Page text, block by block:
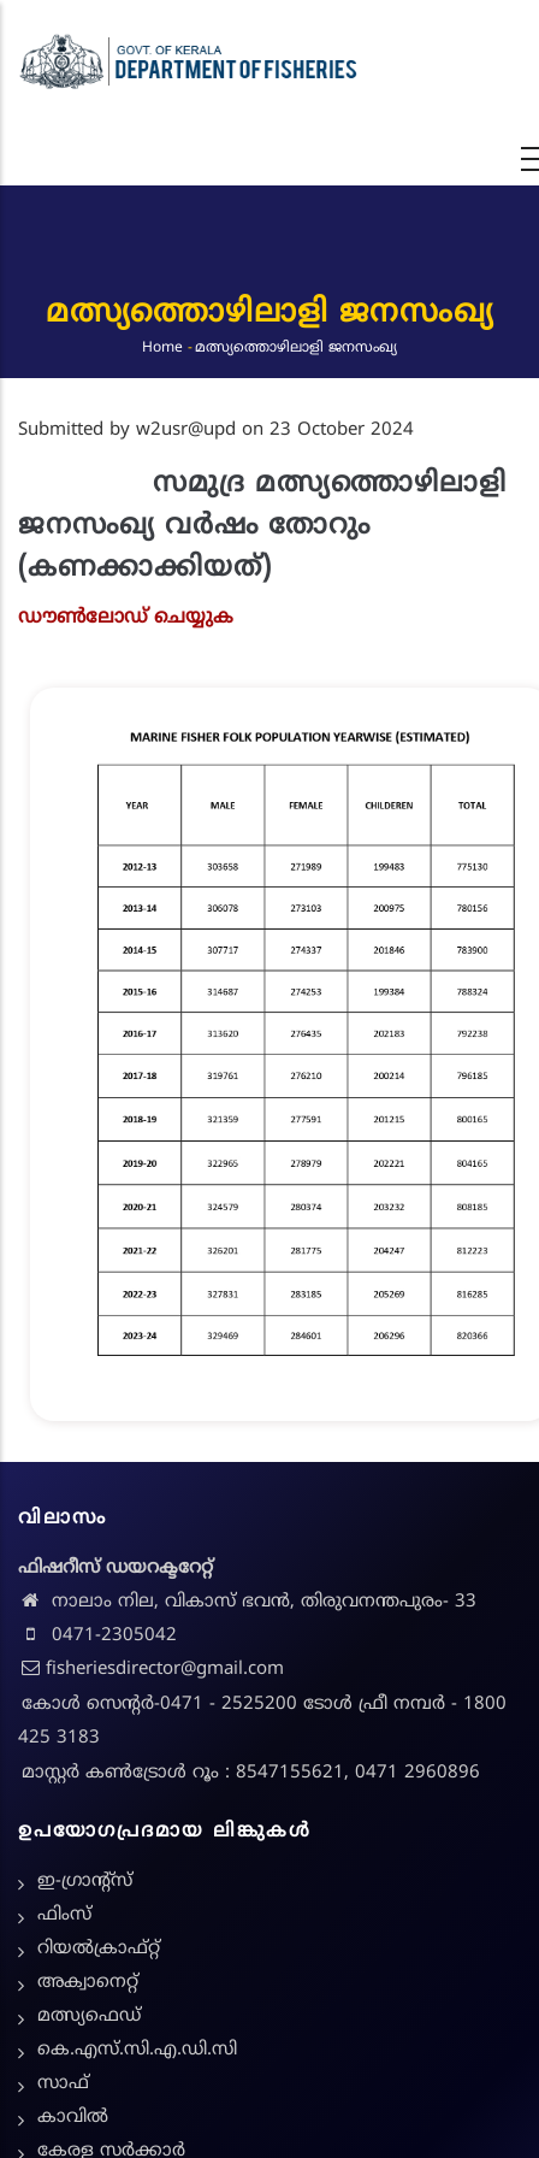
main
മത്സ്യത്തൊഴിലാളി ജനസംഖ്യ
Breadcrumb
Home -മത്സ്യത്തൊഴിലാളി ജനസംഖ്യ
Submitted by w2usr@upd on 23 October 2024
സമുദ്ര മത്സ്യത്തൊഴിലാളി
ജനസംഖ്യ വർഷം തോറും
(കണക്കാക്കിയത്)
ഡൗൺലോഡ് ചെയ്യുക
വിലാസം
ഫിഷറീസ് ഡയറക്ടറേറ്റ്
നാലാം നില, വികാസ് ഭവൻ, തിരുവനന്തപുരം- 33
0471-2305042
fisheriesdirector@gmail.com
കോൾ സെന്റർ-0471 - 2525200 ടോൾ ഫ്രീ നമ്പർ - 1800
425 3183
മാസ്റ്റർ കൺട്രോൾ റൂം : 8547155621, 0471 2960896
ഉപയോഗപ്രദമായ ലിങ്കുകൾ
ഇ-ഗ്രാന്റ്സ്
ഫിംസ്
റിയൽക്രാഫ്റ്റ്
അക്വാനെറ്റ്
മത്സ്യഫെഡ്
കെ.എസ്.സി.എ.ഡി.സി
സാഫ്
കാവിൽ
കേരള സർക്കാർ